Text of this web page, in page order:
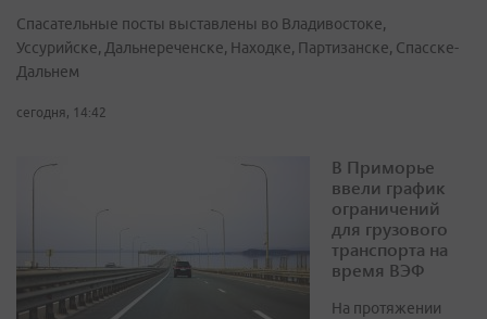
Спасательные посты выставлены во Владивостоке,
Уссурийске, Дальнереченске, Находке, Партизанске, Спасске-
Дальнем
сегодня, 14:42
В Приморье
ввели график
ограничений
для грузового
транспорта на
время ВЭФ
На протяжении